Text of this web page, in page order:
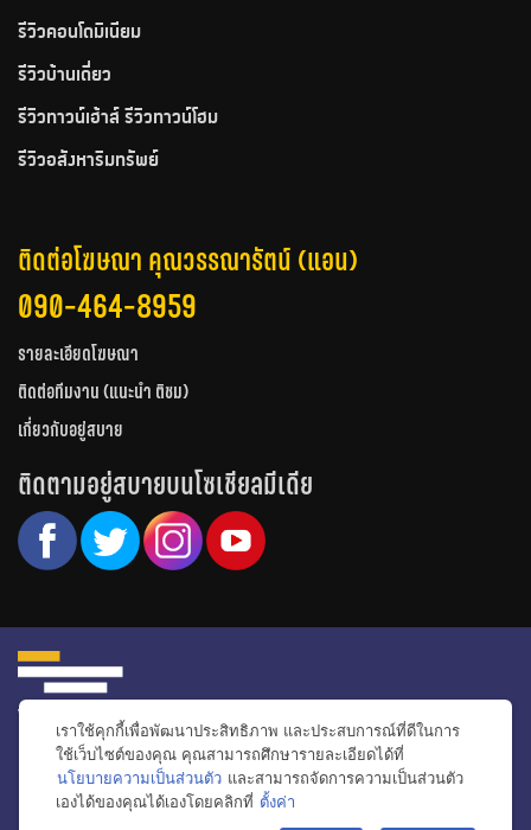
รีวิวคอนโดมิเนียม
รีวิวบ้านเดี่ยว
รีวิวทาวน์เฮ้าส์ รีวิวทาวน์โฮม
รีวิวอสังหาริมทรัพย์
ติดต่อโฆษณา คุณวรรณารัตน์ (แอน)
090-464-8959
รายละเอียดโฆษณา
ติดต่อทีมงาน (แนะนำ ติชม)
เกี่ยวกับอยู่สบาย
ติดตามอยู่สบายบนโซเชียลมีเดีย
หน้าหลัก รีวิวคอนโด รีวิวทาวน์โฮม รีวิวบ้านเดี่ยว
วีดีโอรีวิว
ไอเดียแต่งบ้าน
ข่าวอสังหาริมทรัพย์
โปรโมชั่นบ้านและคอนโด
เราใช้คุกกี้เพื่อพัฒนาประสิทธิภาพ และประสบการณ์ที่ดีในการ
ใช้เว็บไซต์ของคุณ คุณสามารถศึกษารายละเอียดได้ที่
นโยบายความเป็นส่วนตัว และสามารถจัดการความเป็นส่วนตัว
เองได้ของคุณได้เองโดยคลิกที่ ตั้งค่า